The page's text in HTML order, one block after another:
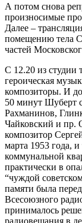
А потом снова
произносимые
Далее –
помещению тела
частей
С 12.20 из студии
героическая
композиторы. И
50 минут Шуберт
Рахманинов,
Чайковский и пр.
композитор
марта 1953 года,
коммунальной
практически в
“чуждой
памяти была
Всесоюзного
принималось
радиовещания в